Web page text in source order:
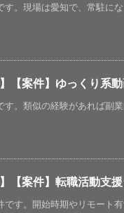
す。現場は愛知で、常駐に
】【案件】ゆっくり系
す。類似の経験があれば副
】【案件】転職活動支
です。開始時期やリモート